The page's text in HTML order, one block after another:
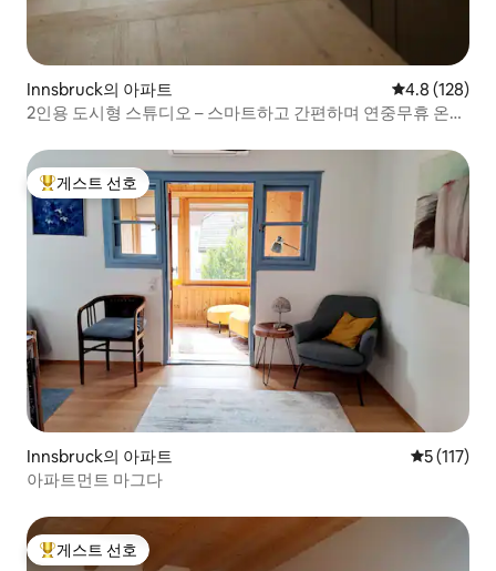
Innsbruck의 아파트 평점 4.8점(5
4.8 (128)
2인용 도시형 스튜디오 – 스마트하고 간편하며 연중무휴 온라
상위 게스트 선호
게스트 선호
Innsbruck의 아파트 평점 5점(5
5 (117)
아파트먼트 마그다
상위 게스트 선호
게스트 선호